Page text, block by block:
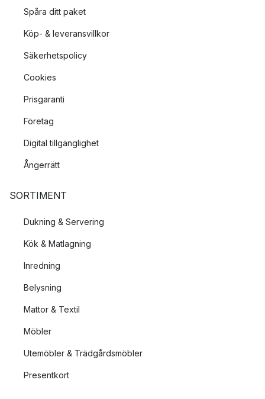
Spåra ditt paket
Köp- & leveransvillkor
Säkerhetspolicy
Cookies
Prisgaranti
Företag
Digital tillgänglighet
Ångerrätt
SORTIMENT
Dukning & Servering
Kök & Matlagning
Inredning
Belysning
Mattor & Textil
Möbler
Utemöbler & Trädgårdsmöbler
Presentkort